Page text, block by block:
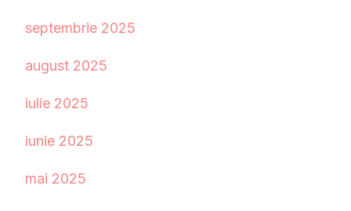
septembrie 2025
august 2025
iulie 2025
iunie 2025
mai 2025